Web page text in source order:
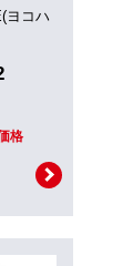
ヨコハ
格